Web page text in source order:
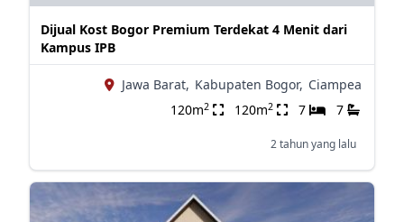
Dijual Kost Bogor Premium Terdekat 4 Menit dari
Kampus IPB
Jawa Barat, Kabupaten Bogor, Ciampea
120m2 120m2 7 7
2 tahun yang lalu